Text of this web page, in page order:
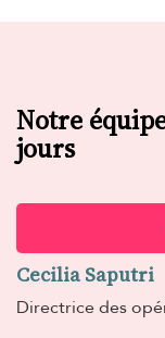
Notre
jours
Cecilia Saputri
Directrice des